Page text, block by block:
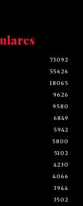
73092
55626
18065
9626
9580
6849
5942
5800
5102
4230
4066
3944
3502